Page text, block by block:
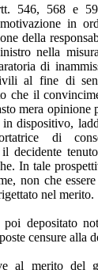
546, 568 e
in
della
nella
di
al fine di
che il
mera
dispositivo,
di
decidente
In tale
non che
nel merito.
depositato
censure alla
al merito del